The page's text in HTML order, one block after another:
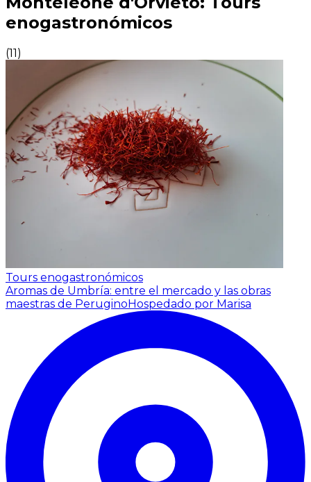
enogastronómicos
(11)
Tours enogastronómicos
Aromas de Umbría: entre el mercado y las obras
maestras de PeruginoHospedado por Marisa